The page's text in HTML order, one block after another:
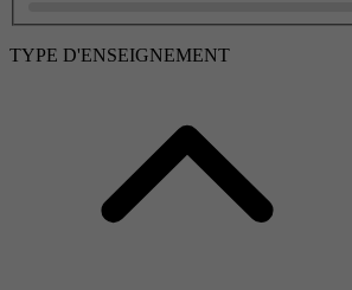
TYPE D'ENSEIGNEMENT